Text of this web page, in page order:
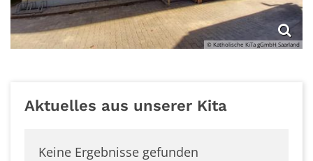
© Katholische KiTa gGmbH Saarland
Aktuelles aus unserer Kita
Keine Ergebnisse gefunden